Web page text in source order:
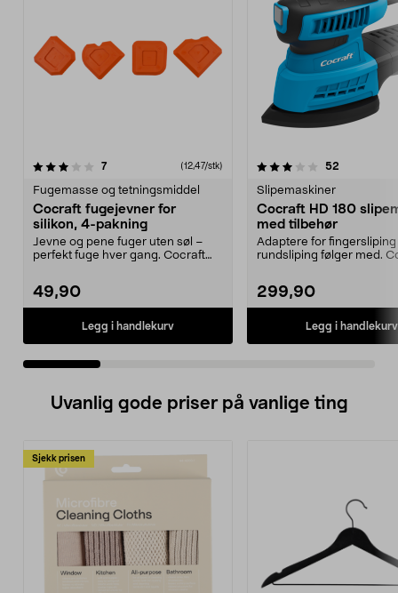
7anmeldelser (12,47/stk)
Fugemasse og tetningsmiddel
Cocraft fugejevner for
silikon, 4-pakning
Jevne og pene fuger uten søl –
perfekt fuge hver gang. Cocraft
49,90
Legg i handlekurv
3.5 av 5 stjerner 52
Slipemaskiner
Cocraft HD 180
med tilbehør
Adaptere for fingersliping
rundsliping følger med.
299,90
Legg i handlekurv
4.5 av 5 stjerner
Uvanlig gode priser på vanlige ting
Sjekk prisen